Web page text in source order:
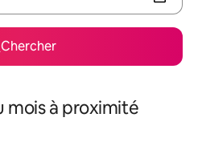
Chercher
mois à proximité